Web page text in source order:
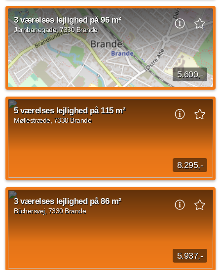
2 værelses lejlighed på Borgergade, Brande med et areal på
83 kvadratmeter ledig fra d. 1. september 2026. Den
månedlige husleje er på 7.900 kr. Der...
Kilde: We Keep
2 vær. 83 m² 31. aug. 2026
3 værelses lejlighed på 96 m²
Jernbanegade, 7330 Brande
5.600,-
* Denne lejlighed ligger centralt i Bande by, 100 m. fra
Banegården* 3 værelser 1. med skabe.* Spisekøkken med
flot lyst køkken og alt i hvidevarer...
5 værelses lejlighed på 115 m²
Møllestræde, 7330 Brande
8.295,-
Velkommen til denne istandsatte lejlighed i hjertet af Brande
Om boligen kan fremhæves:- Smukt lysindfald- Central
placering- Dobbelt stue med fransk...
Kilde: Leje-portalen.dk
3 værelses lejlighed på 86 m²
Blichersvej, 7330 Brande
5.937,-